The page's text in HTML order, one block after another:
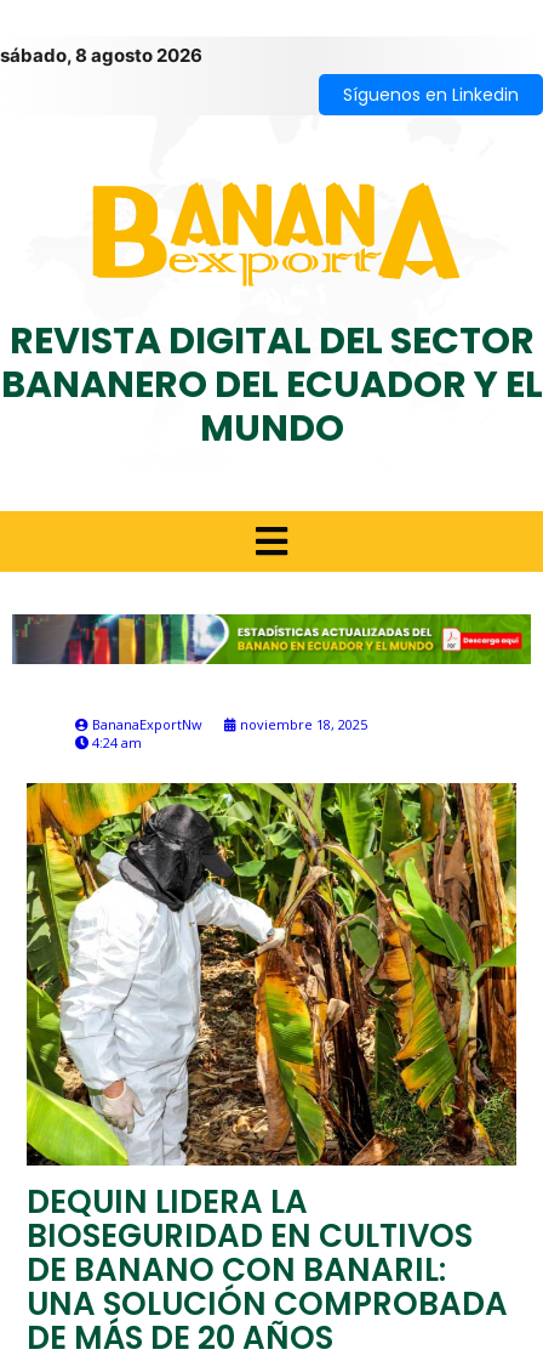
sábado, 8 agosto 2026
Síguenos en Linkedin
REVISTA DIGITAL DEL SECTOR
BANANERO DEL ECUADOR Y EL
MUNDO
BananaExportNw
noviembre 18, 2025
4:24 am
DEQUIN LIDERA LA
BIOSEGURIDAD EN CULTIVOS
DE BANANO CON BANARIL:
UNA SOLUCIÓN COMPROBADA
DE MÁS DE 20 AÑOS